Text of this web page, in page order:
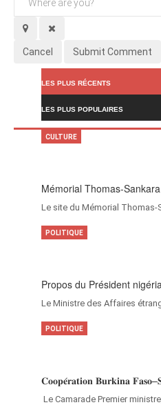
Cancel Submit Comment
LES PLUS RÉCENTS
LES PLUS POPULAIRES
Mémorial Thomas-
Le site du Mémorial Thomas-
CULTURE
Propos du Président
Le Ministre des Affaires
POLITIQUE
𝐂𝐨𝐨𝐩𝐞́𝐫𝐚𝐭𝐢𝐨𝐧 𝐁𝐮𝐫𝐤𝐢𝐧𝐚
‎Le Camarade Premier
POLITIQUE